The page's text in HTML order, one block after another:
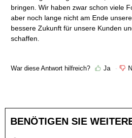
bringen. Wir haben zwar schon viele
aber noch lange nicht am Ende
bessere Zukunft für unsere Kunden
schaffen.
War diese Antwort hilfreich? Ja
BENÖTIGEN SIE